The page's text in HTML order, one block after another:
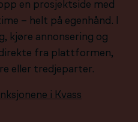
en prosjektside med
– helt på egenhånd. I
kjøre annonsering og
fra plattformen,
eller tredjeparter.
i Kvass